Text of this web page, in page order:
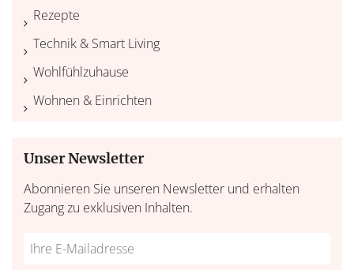
Rezepte
Technik & Smart Living
Wohlfühlzuhause
Wohnen & Einrichten
Unser Newsletter
Abonnieren Sie unseren Newsletter und erhalten
Zugang zu exklusiven Inhalten.
Do
*Ihre